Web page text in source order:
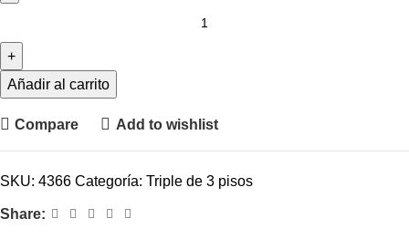
Añadir al carrito
Compare Add to wishlist
SKU: 4366 Categoría: Triple de 3 pisos
Share: